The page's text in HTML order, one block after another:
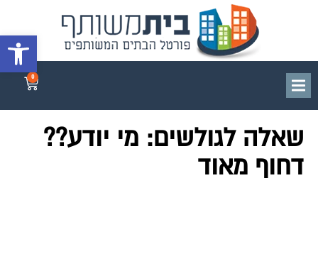
פתח
0
שאלה לגולשים: מי יודע??
דחוף מאוד